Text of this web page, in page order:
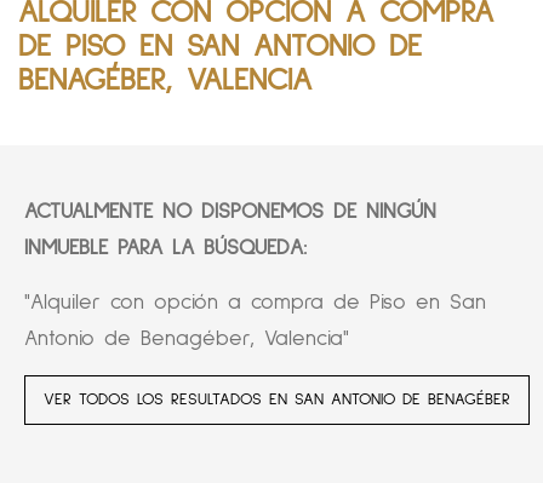
ALQUILER CON OPCIÓN A COMPRA
DE PISO EN SAN ANTONIO DE
BENAGÉBER, VALENCIA
ACTUALMENTE NO DISPONEMOS DE NINGÚN
INMUEBLE PARA LA BÚSQUEDA:
"Alquiler con opción a compra de Piso en San
Antonio de Benagéber, Valencia"
VER TODOS LOS RESULTADOS EN SAN ANTONIO DE BENAGÉBER